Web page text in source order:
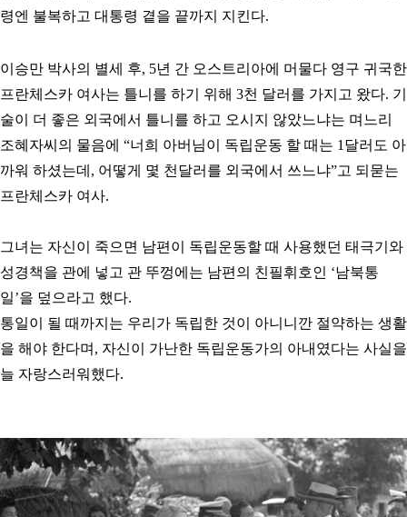
령엔 불복하고 대통령 곁을 끝까지 지킨다.
이승만 박사의 별세 후, 5년 간 오스트리아에 머물다 영구 귀국한
프란체스카 여사는 틀니를 하기 위해 3천 달러를 가지고 왔다. 기
술이 더 좋은 외국에서 틀니를 하고 오시지 않았느냐는 며느리
조혜자씨의 물음에 “너희 아버님이 독립운동 할 때는 1달러도 아
까워 하셨는데, 어떻게 몇 천달러를 외국에서 쓰느냐”고 되묻는
프란체스카 여사.
그녀는 자신이 죽으면 남편이 독립운동할 때 사용했던 태극기와
성경책을 관에 넣고 관 뚜껑에는 남편의 친필휘호인 ‘남북통
일’을 덮으라고 했다.
통일이 될 때까지는 우리가 독립한 것이 아니니깐 절약하는 생활
을 해야 한다며, 자신이 가난한 독립운동가의 아내였다는 사실을
늘 자랑스러워했다.